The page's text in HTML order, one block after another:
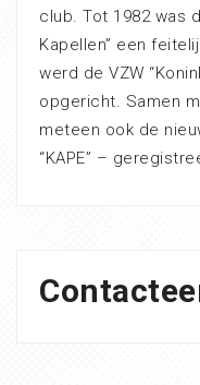
club. Tot 1982 was
Kapellen” een
werd de VZW
opgericht. Samen
meteen ook de
“KAPE” –